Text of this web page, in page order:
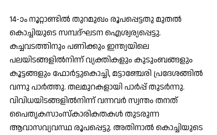
14-ാം നൂറ്റാണ്ടില്‍ തുറമുഖം രൂപപ്പെട്ടതു മുതല്‍
കൊച്ചിയുടെ സമ്പദ്ഘടന ഐശ്വര്യപ്പെട്ടു.
കച്ചവടത്തിനും പണിക്കും ഇന്ത്യയിലെ
പലയിടങ്ങളില്‍നിന്ന് വ്യക്തികളും കുടുംബങ്ങളും
കൂട്ടങ്ങളും ഫോര്‍ട്ടുകൊച്ചി, മട്ടാഞ്ചേരി പ്രദേശങ്ങില്‍
വന്നു പാര്‍ത്തു. തലമുറകളായി പാര്‍പ്പ് തുടര്‍ന്നു.
വിവിധയിടങ്ങളില്‍നിന്ന് വന്നവര്‍ സ്വന്തം തനത്
പൈതൃകസാംസ്‌കാരികതകള്‍ തുടരുന്ന
ആവാസവ്യവസ്ഥ രൂപപ്പെട്ടു. അതിനാല്‍ കൊച്ചിയുടെ